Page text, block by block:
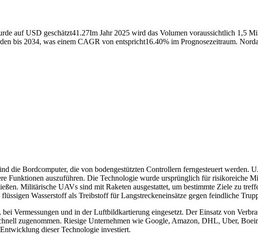
auf USD geschätzt41.27Im Jahr 2025 wird das Volumen voraussichtlich 1,5
bis 2034, was einem CAGR von entspricht16.40% im Prognosezeitraum.
die Bordcomputer, die von bodengestützten Controllern ferngesteuert werden.
Funktionen auszuführen. Die Technologie wurde ursprünglich für risikoreiche
Militärische UAVs sind mit Raketen ausgestattet, um bestimmte Ziele zu
Wasserstoff als Treibstoff für Langstreckeneinsätze gegen feindliche
Vermessungen und in der Luftbildkartierung eingesetzt. Der Einsatz von
zugenommen. Riesige Unternehmen wie Google, Amazon, DHL, Uber,
dieser Technologie investiert.